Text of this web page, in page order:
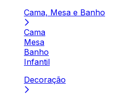
Cama, Mesa e Banho
Cama
Mesa
Banho
Infantil
Decoração